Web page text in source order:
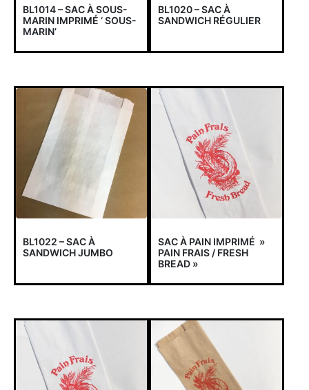
BL1014 – SAC À SOUS-
MARIN IMPRIMÉ ‘ SOUS-
MARIN’
BL1020 – SAC À
SANDWICH RÉGULIER
BL1022 – SAC À
SANDWICH JUMBO
SAC À PAIN IMPRIMÉ »
PAIN FRAIS / FRESH
BREAD »